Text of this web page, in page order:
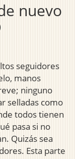
nuevo
seguidores
manos
ninguno
selladas como
todos tienen
pasa si no
Quizás sea
Esta parte